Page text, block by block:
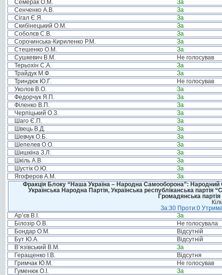
Семерак О.М.
За
Сенченко А.В.
За
Сігал Є.Я.
За
Скибінецький О.М.
За
Соболєв С.В.
За
Сорочинська-Кириленко Р.М.
За
Стешенко О.М.
За
Сушкевич В.М.
Не голосував
Терьохін С.А.
За
Трайдук М.Ф.
За
Триндюк Ю.Г.
Не голосував
Уколов В.О.
За
Федорчук Я.П.
За
Філенко В.П.
За
Черпіцький О.З.
За
Шаго Є.П.
За
Швець В.Д.
За
Шевчук О.Б.
За
Шепелев О.О.
За
Шишкіна З.Л.
За
Шкіль А.В.
За
Шустік О.Ю.
За
Ягоферов А.М.
За
Фракція Блоку “Наша Україна – Народна Самооборона”: Народний
Українська Народна Партія, Українська республіканська
Громадянська
За:30 Проти:0
Ар’єв В.І.
За
Білозір О.В.
Не голосувала
Бондар О.М.
Відсутній
Бут Ю.А.
Відсутній
В’язівський В.М.
За
Геращенко І.В.
Відсутня
Гримчак Ю.М.
Не голосував
Гуменюк О.І.
За